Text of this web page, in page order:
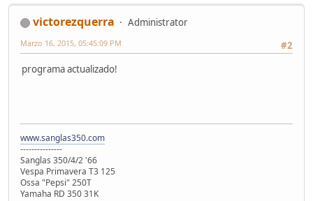
victorezquerra
Administrator
#2
Marzo 16, 2015, 05:45:09 PM
programa actualizado!
www.sanglas350.com
---------------
Sanglas 350/4/2 '66
Vespa Primavera T3 125
Ossa "Pepsi" 250T
Yamaha RD 350 31K